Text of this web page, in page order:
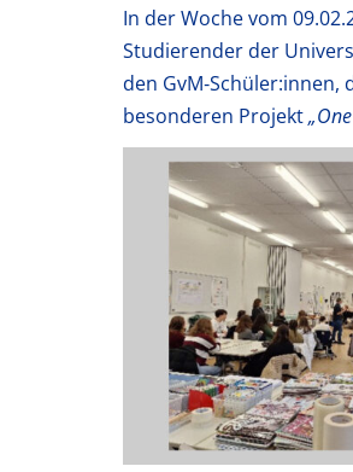
In der Woche vom
Studierender der
den
besonderen Projekt